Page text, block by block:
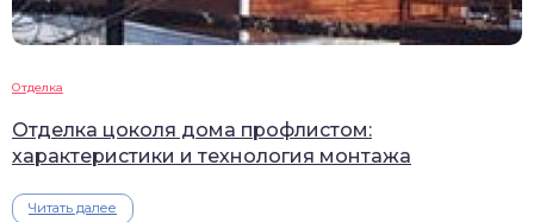
Отделка
Отделка цоколя дома профлистом:
характеристики и технология монтажа
Читать далее